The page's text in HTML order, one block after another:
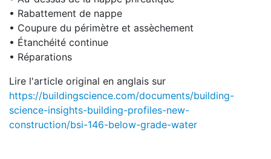
• Rabattement de nappe
• Coupure du périmètre et assèchement
• Étanchéité continue
• Réparations
Lire l'article original en anglais sur
https://buildingscience.com/documents/building-
science-insights-building-profiles-new-
construction/bsi-146-below-grade-water